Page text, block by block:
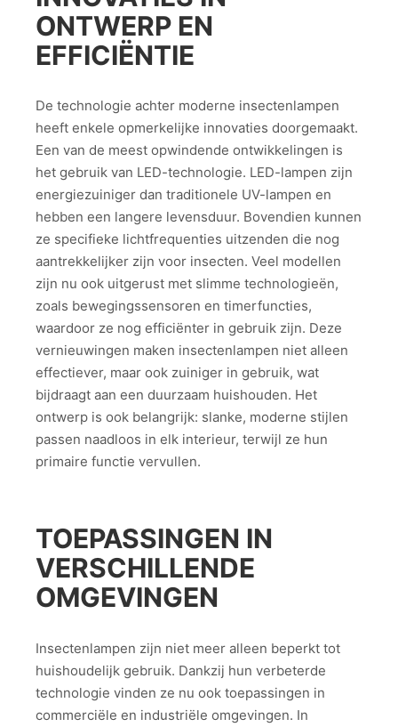
ONTWERP EN
EFFICIËNTIE
De technologie achter moderne insectenlampen
heeft enkele opmerkelijke innovaties doorgemaakt.
Een van de meest opwindende ontwikkelingen is
het gebruik van LED-technologie. LED-lampen zijn
energiezuiniger dan traditionele UV-lampen en
hebben een langere levensduur. Bovendien kunnen
ze specifieke lichtfrequenties uitzenden die nog
aantrekkelijker zijn voor insecten. Veel modellen
zijn nu ook uitgerust met slimme technologieën,
zoals bewegingssensoren en timerfuncties,
waardoor ze nog efficiënter in gebruik zijn. Deze
vernieuwingen maken insectenlampen niet alleen
effectiever, maar ook zuiniger in gebruik, wat
bijdraagt aan een duurzaam huishouden. Het
ontwerp is ook belangrijk: slanke, moderne stijlen
passen naadloos in elk interieur, terwijl ze hun
primaire functie vervullen.
TOEPASSINGEN IN
VERSCHILLENDE
OMGEVINGEN
Insectenlampen zijn niet meer alleen beperkt tot
huishoudelijk gebruik. Dankzij hun verbeterde
technologie vinden ze nu ook toepassingen in
commerciële en industriële omgevingen. In